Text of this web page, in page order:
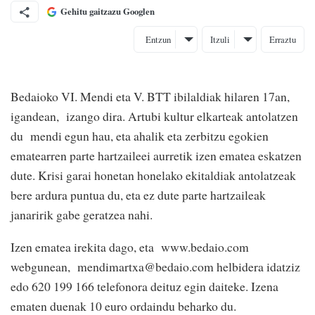
Gehitu gaitzazu Googlen
Entzun Itzuli Erraztu
Bedaioko VI. Mendi eta V. BTT ibilaldiak hilaren 17an,
igandean, izango dira. Artubi kultur elkarteak antolatzen
du mendi egun hau, eta ahalik eta zerbitzu egokien
ematearren parte hartzaileei aurretik izen ematea eskatzen
dute. Krisi garai honetan honelako ekitaldiak antolatzeak
bere ardura puntua du, eta ez dute parte hartzaileak
janaririk gabe geratzea nahi.
Izen ematea irekita dago, eta www.bedaio.com
webgunean, mendimartxa@bedaio.com helbidera idatziz
edo 620 199 166 telefonora deituz egin daiteke. Izena
ematen duenak 10 euro ordaindu beharko du.